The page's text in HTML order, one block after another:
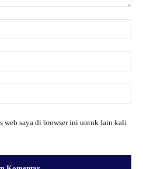
web saya di browser ini untuk lain kali